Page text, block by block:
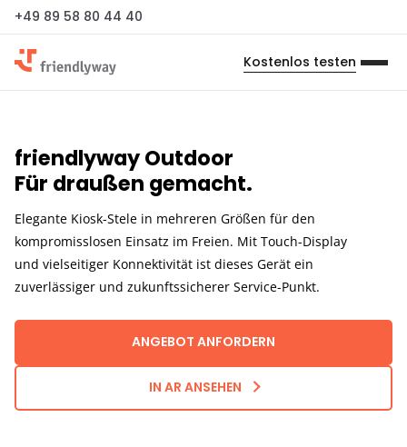
+49 89 58 80 44 40
Kostenlos testen
friendlyway Outdoor
Für draußen gemacht.
Elegante Kiosk-Stele in mehreren Größen für den
kompromisslosen Einsatz im Freien. Mit Touch-Display
und vielseitiger Konnektivität ist dieses Gerät ein
zuverlässiger und zukunftssicherer Service-Punkt.
ANGEBOT ANFORDERN
IN AR ANSEHEN